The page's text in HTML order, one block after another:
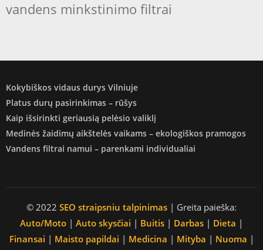
vandens minkstinimo filtrai
Kokybiškos vidaus durys Vilniuje
Platus durų pasirinkimas – rūšys
Kaip išsirinkti geriausią pelėsio valiklį
Medinės žaidimų aikštelės vaikams – ekologiškos pramogos
Vandens filtrai namui – parenkami individualiai
© 2022 SEO straipsniu talpinimas | Greita paieška:
Auto/Moto | Auto skysčiai | Buitis | Darbas | Dieta |
Finansai | Maisto papildai | Medicina | Mityba | Nuoma |